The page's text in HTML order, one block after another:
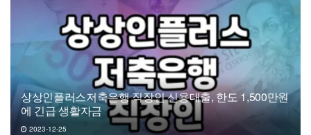
상상인플러스저축은행 직장인 신용대출, 한도 1,500만원
에 긴급 생활자금
2023-12-25